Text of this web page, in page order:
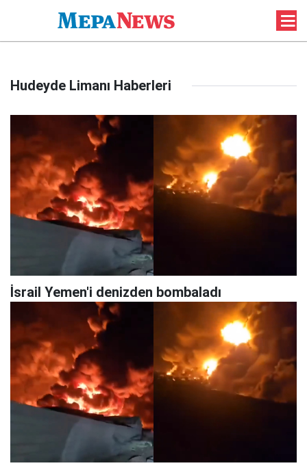
Hudeyde Limanı Haberleri
İsrail Yemen'i denizden bombaladı